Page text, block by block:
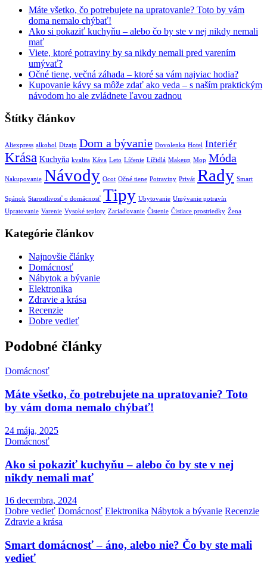
Máte všetko, čo potrebujete na upratovanie? Toto by vám
doma nemalo chýbať!
Ako si pokaziť kuchyňu – alebo čo by ste v nej nikdy nemali
mať
Viete, ktoré potraviny by sa nikdy nemali pred varením
umývať?
Očné tiene, večná záhada – ktoré sa vám najviac hodia?
Kupovanie kávy sa môže zdať ako veda – s naším praktickým
návodom ho ale zvládnete ľavou zadnou
Štítky článkov
Aliexpress alkohol Dizajn Dom a bývanie Dovolenka Hotel Interiér
Krása Kuchyňa kvalita Káva Leto Líčenie Líčidlá Makeup Mop Móda
Nakupovanie Návody Ocot Očné tiene Potraviny Privát Rady Smart
Spánok Starostlivosť o domácnosť Tipy Ubytovanie Umývanie potravín
Upratovanie Varenie Vysoké teploty Zariaďovanie Čistenie Čistiace prostriedky Žena
Kategórie článkov
Najnovšie články
Domácnosť
Nábytok a bývanie
Elektronika
Zdravie a krása
Recenzie
Dobre vedieť
Podobné články
Domácnosť
Máte všetko, čo potrebujete na upratovanie? Toto
by vám doma nemalo chýbať!
24 mája, 2025
Domácnosť
Ako si pokaziť kuchyňu – alebo čo by ste v nej
nikdy nemali mať
16 decembra, 2024
Dobre vedieť Domácnosť Elektronika Nábytok a bývanie Recenzie
Zdravie a krása
Smart domácnosť – áno, alebo nie? Čo by ste mali
vedieť